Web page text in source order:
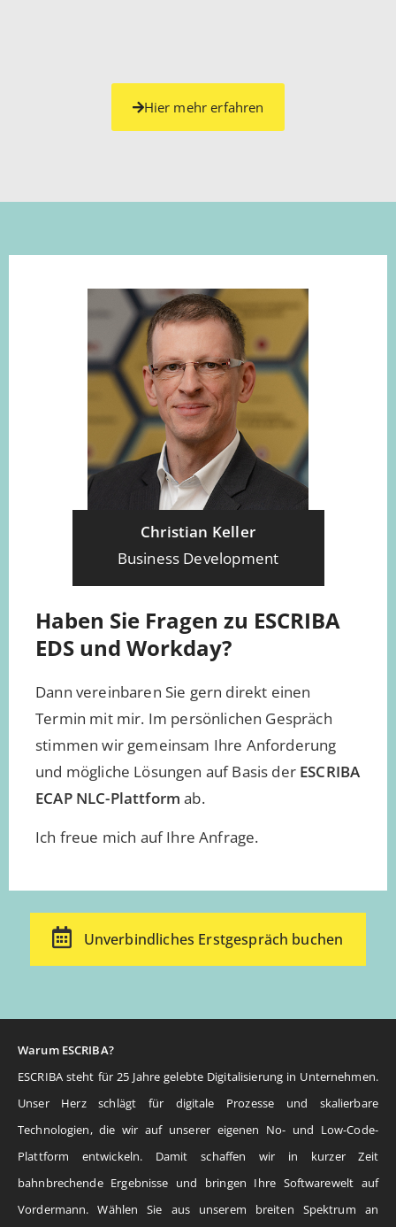
Hier mehr erfahren
Christian Keller
Business Development
Haben Sie Fragen zu ESCRIBA
EDS und Workday?
Dann vereinbaren Sie gern direkt einen
Termin mit mir. Im persönlichen Gespräch
stimmen wir gemeinsam Ihre Anforderung
und mögliche Lösungen auf Basis der ESCRIBA
ECAP NLC-Plattform ab.
Ich freue mich auf Ihre Anfrage.
Unverbindliches Erstgespräch buchen
Warum ESCRIBA?
ESCRIBA steht für 25 Jahre gelebte Digitalisierung in Unternehmen.
Unser Herz schlägt für digitale Prozesse und skalierbare
Technologien, die wir auf unserer eigenen No- und Low-Code-
Plattform entwickeln. Damit schaffen wir in kurzer Zeit
bahnbrechende Ergebnisse und bringen Ihre Softwarewelt auf
Vordermann. Wählen Sie aus unserem breiten Spektrum an